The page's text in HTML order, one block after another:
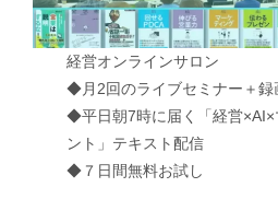
経営オンラインサロン
◆月2回のライブセミナー＋録
◆平日朝7時に届く「経営×AI×
ント」テキスト配信
◆７日間無料お試し